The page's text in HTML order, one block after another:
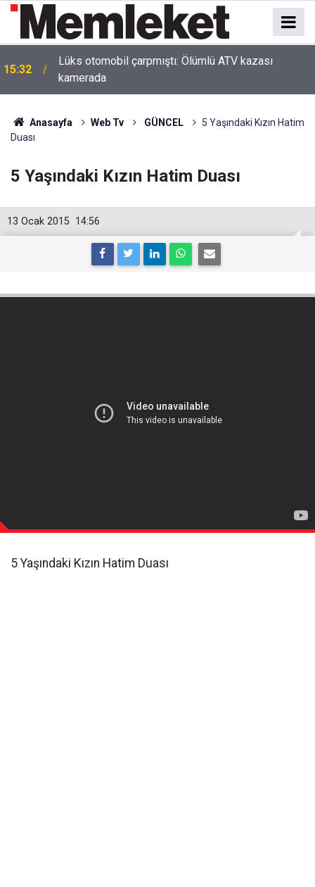
15:32
Lüks otomobil çarpmıştı: Ölümlü ATV kazası
kamerada
Anasayfa Web Tv GÜNCEL
5 Yaşındaki Kızın Hatim
Duası
5 Yaşındaki Kızın Hatim Duası
14:56
13 Ocak 2015
5 Yaşındaki Kızın Hatim Duası